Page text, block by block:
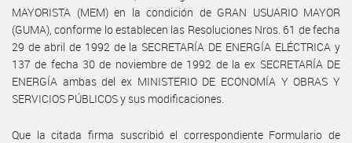
MAYORISTA (MEM) en la condición de GRAN USUARIO MAYOR
(GUMA), conforme lo establecen las Resoluciones Nros. 61 de fecha
29 de abril de 1992 de la SECRETARÍA DE ENERGÍA ELÉCTRICA y
137 de fecha 30 de noviembre de 1992 de la ex SECRETARÍA DE
ENERGÍA ambas del ex MINISTERIO DE ECONOMÍA Y OBRAS Y
SERVICIOS PÚBLICOS y sus modificaciones.
Que la citada firma suscribió el correspondiente Formulario de